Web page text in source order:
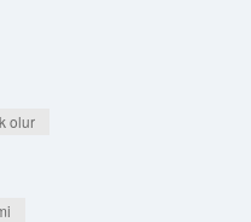
olur